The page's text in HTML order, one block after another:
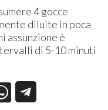
4 gocce
diluite in poca
assunzione è
di 5-10 minuti